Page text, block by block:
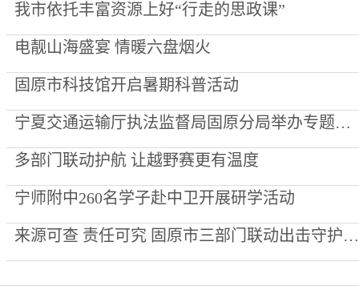
我市依托丰富资源上好“行走的思政课”
电靓山海盛宴 情暖六盘烟火
固原市科技馆开启暑期科普活动
宁夏交通运输厅执法监督局固原分局举办专题知识竞赛 以赛促学锻造执法“头雁”
多部门联动护航 让越野赛更有温度
宁师附中260名学子赴中卫开展研学活动
来源可查 责任可究 固原市三部门联动出击守护餐桌肉品安全